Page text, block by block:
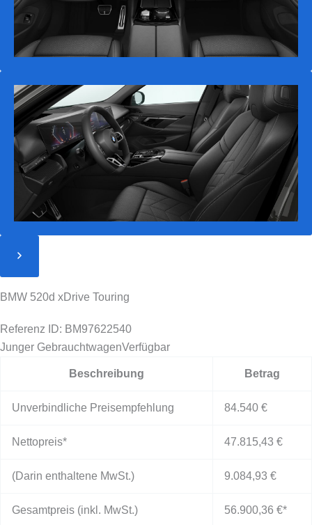
BMW 520d xDrive Touring
Referenz ID: BM97622540
Junger GebrauchtwagenVerfügbar
Beschreibung Betrag
Unverbindliche Preisempfehlung 84.540 €
Nettopreis* 47.815,43 €
(Darin enthaltene MwSt.) 9.084,93 €
Gesamtpreis (inkl. MwSt.) 56.900,36 €*